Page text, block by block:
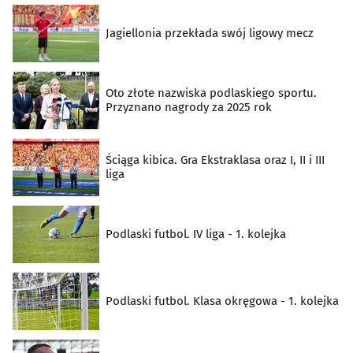
Jagiellonia przekłada swój ligowy mecz
Oto złote nazwiska podlaskiego sportu.
Przyznano nagrody za 2025 rok
Ściąga kibica. Gra Ekstraklasa oraz I, II i III
liga
Podlaski futbol. IV liga - 1. kolejka
Podlaski futbol. Klasa okręgowa - 1. kolejka